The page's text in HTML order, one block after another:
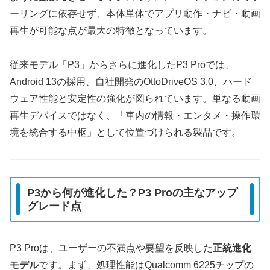
ーリングに依存せず、本体単体でアプリ動作・ナビ・動画
再生が可能な点が最大の特徴となっています。
従来モデル「P3」からさらに進化したP3 Proでは、
Android 13の採用、自社開発のOttoDriveOS 3.0、ハード
ウェア性能と安定性の強化が図られています。単なる動画
再生デバイスではなく、「車内の情報・エンタメ・操作環
境を統合する中枢」として位置づけられる製品です。
P3から何が進化した？P3 Proの主なアップ
グレード点
P3 Proは、ユーザーの不満点や要望を反映した正統進化
モデルです。まず、処理性能はQualcomm 6225チップの